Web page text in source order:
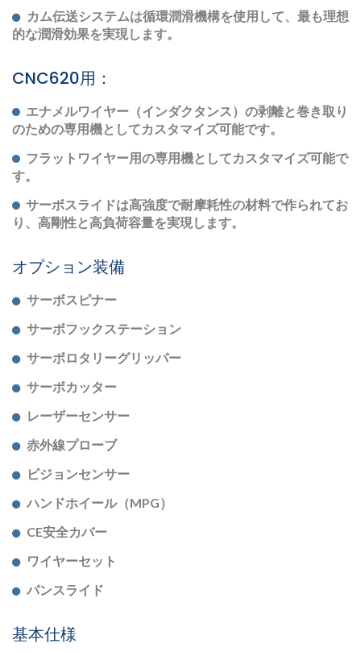
カム伝送システムは循環潤滑機構を使用して、最も理想
的な潤滑効果を実現します。
CNC620用：
エナメルワイヤー（インダクタンス）の剥離と巻き取り
のための専用機としてカスタマイズ可能です。
フラットワイヤー用の専用機としてカスタマイズ可能で
す。
サーボスライドは高強度で耐摩耗性の材料で作られてお
り、高剛性と高負荷容量を実現します。
オプション装備
サーボスピナー
サーボフックステーション
サーボロタリーグリッパー
サーボカッター
レーザーセンサー
赤外線プローブ
ビジョンセンサー
ハンドホイール（MPG）
CE安全カバー
ワイヤーセット
パンスライド
基本仕様